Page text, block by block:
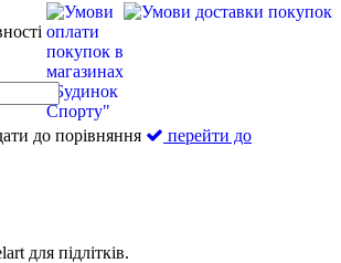
до порівняння
перейти до
для підлітків.